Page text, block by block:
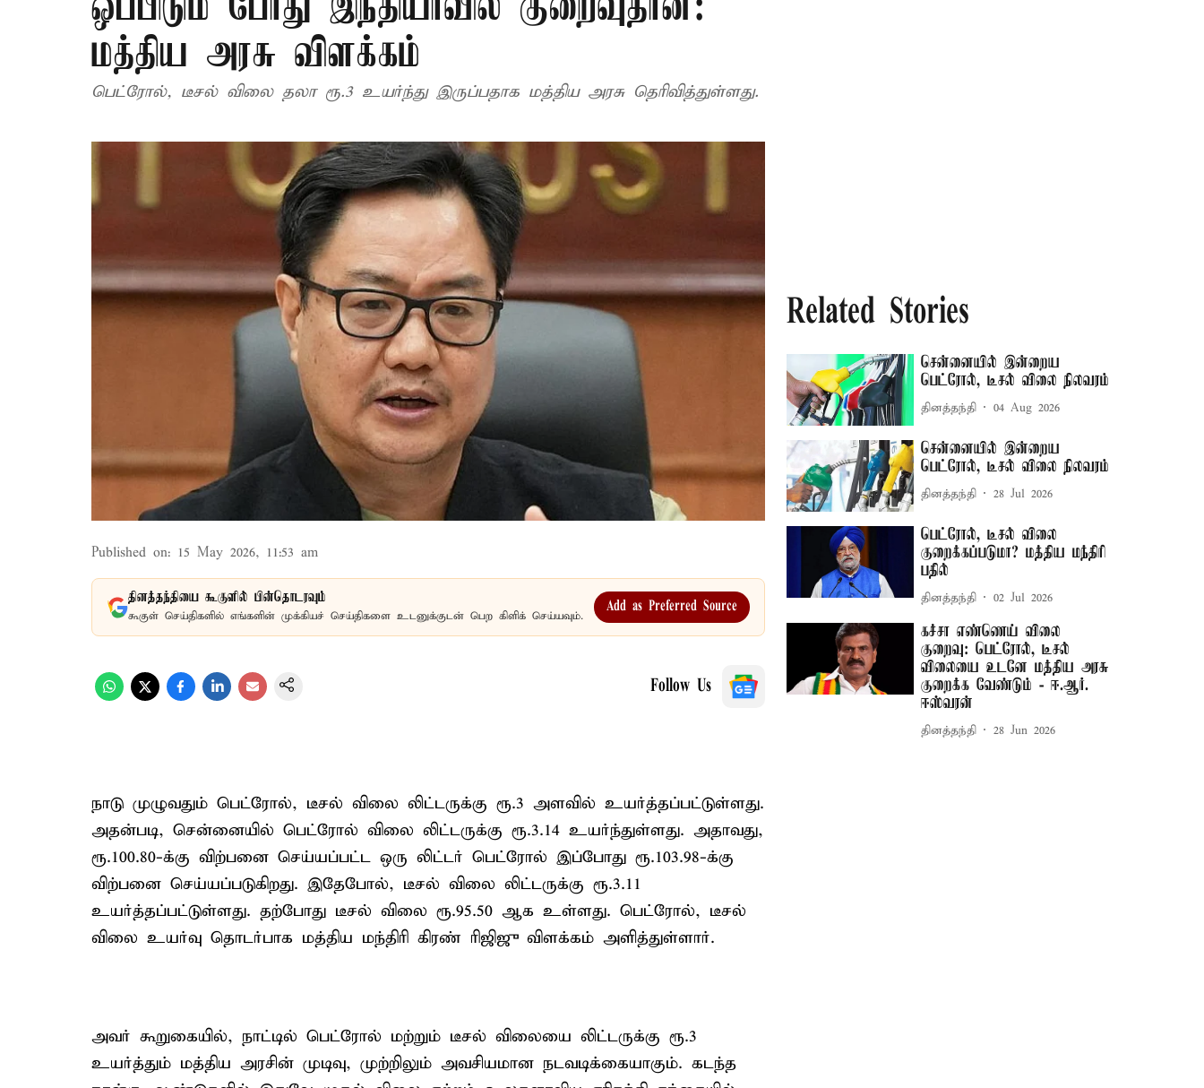
மத்திய அரசு விளக்கம்
பெட்ரோல், டீசல் விலை தலா ரூ.3 உயர்ந்து இருப்பதாக மத்திய அரசு தெரிவித்துள்ளது.
Published on: 15 May 2026, 11:53 am
தினத்தந்தியை கூகுளில் பின்தொடரவும்
கூகுள் செய்திகளில் எங்களின் முக்கியச் செய்திகளை உடனுக்குடன் பெற கிளிக் செய்யவும்.
Add as Preferred Source
Follow Us
நாடு முழுவதும் பெட்ரோல், டீசல் விலை லிட்டருக்கு ரூ.3 அளவில் உயர்த்தப்பட்டுள்ளது.
அதன்படி, சென்னையில் பெட்ரோல் விலை லிட்டருக்கு ரூ.3.14 உயர்ந்துள்ளது. அதாவது,
ரூ.100.80-க்கு விற்பனை செய்யப்பட்ட ஒரு லிட்டர் பெட்ரோல் இப்போது ரூ.103.98-க்கு
விற்பனை செய்யப்படுகிறது. இதேபோல், டீசல் விலை லிட்டருக்கு ரூ.3.11
உயர்த்தப்பட்டுள்ளது. தற்போது டீசல் விலை ரூ.95.50 ஆக உள்ளது. பெட்ரோல், டீசல்
விலை உயர்வு தொடர்பாக மத்திய மந்திரி கிரண் ரிஜிஜு விளக்கம் அளித்துள்ளார்.
அவர் கூறுகையில், நாட்டில் பெட்ரோல் மற்றும் டீசல் விலையை லிட்டருக்கு ரூ.3
உயர்த்தும் மத்திய அரசின் முடிவு, முற்றிலும் அவசியமான நடவடிக்கையாகும். கடந்த
Related Stories
சென்னையில் இன்றைய
பெட்ரோல், டீசல் விலை நிலவரம்
தினத்தந்தி 04 Aug 2026
சென்னையில் இன்றைய
பெட்ரோல், டீசல் விலை நிலவரம்
தினத்தந்தி 28 Jul 2026
பெட்ரோல், டீசல் விலை
குறைக்கப்படுமா? மத்திய மந்திரி
பதில்
தினத்தந்தி 02 Jul 2026
கச்சா எண்ணெய் விலை
குறைவு: பெட்ரோல், டீசல்
விலையை உடனே மத்திய அரசு
குறைக்க வேண்டும் - ஈ.ஆர்.
ஈஸ்வரன்
தினத்தந்தி 28 Jun 2026